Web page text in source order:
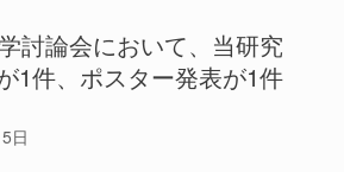
討論会において、当研究
1件、ポスター発表が1件
日